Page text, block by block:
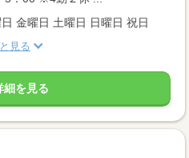
金曜日 土曜日 日曜日 祝日
見る
細を見る